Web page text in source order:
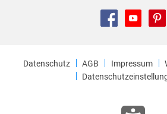
Datenschutz AGB Impressum